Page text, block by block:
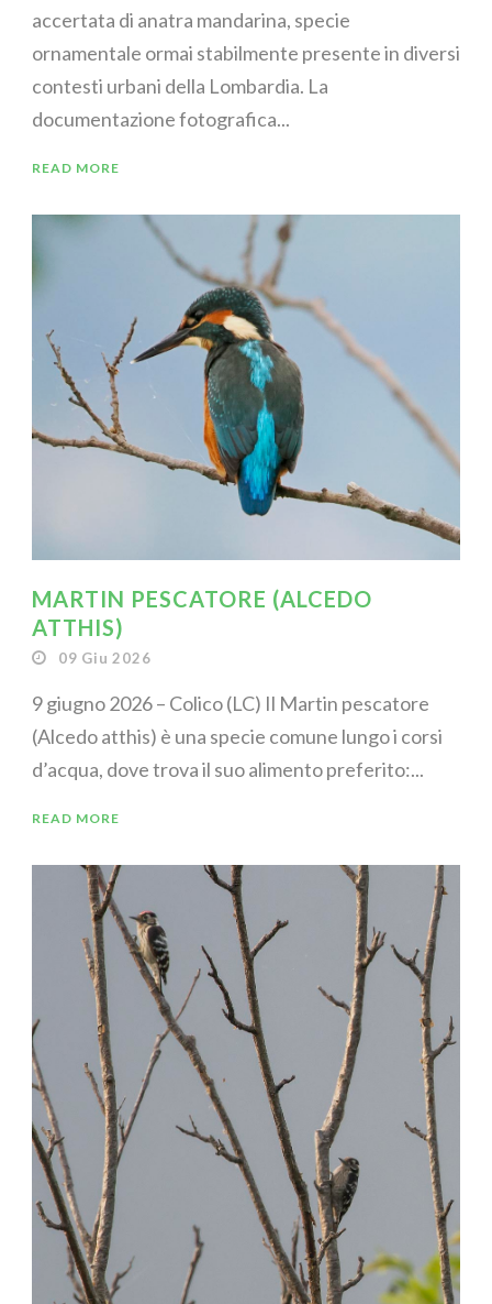
accertata di anatra mandarina, specie
ornamentale ormai stabilmente presente in diversi
contesti urbani della Lombardia. La
documentazione fotografica...
READ MORE
MARTIN PESCATORE (ALCEDO
ATTHIS)
09 Giu 2026
9 giugno 2026 – Colico (LC) Il Martin pescatore
(Alcedo atthis) è una specie comune lungo i corsi
d’acqua, dove trova il suo alimento preferito:...
READ MORE